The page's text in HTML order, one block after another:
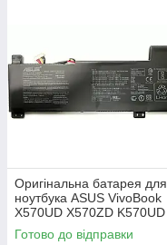
Оригінальна батарея для
ноутбука ASUS VivoBook
X570UD X570ZD K570UD
K570ZD R570UD R570ZD
F570UD - B31N1723
Готово до відправки